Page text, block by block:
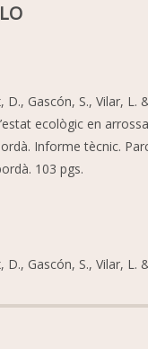
D., Gascón, S., Vilar, L.
ecològic en
Informe tècnic.
103 pgs.
D., Gascón, S., Vilar, L.